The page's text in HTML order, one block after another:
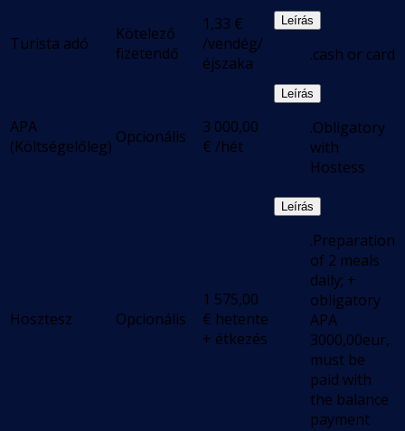
Turista adó
Kötelező
fizetendő
1,33 €
/vendég/
éjszaka
Leírás
.cash or card
APA
(Költségelőleg) Opcionális
3 000,00
€ /hét
Leírás
.Obligatory
with
Hostess
Hosztesz Opcionális
1 575,00
€ hetente
+ étkezés
Leírás
.Preparation
of 2 meals
daily; +
obligatory
APA
3000,00eur,
must be
paid with
the balance
payment